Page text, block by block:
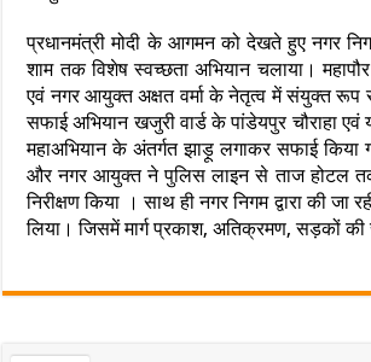
प्रधानमंत्री मोदी के आगमन को देखते हुए नगर
शाम तक विशेष स्वच्छता अभियान चलाया।
एवं नगर आयुक्त अक्षत वर्मा के नेतृत्व में संयुक्त रूप
सफाई अभियान खजुरी वार्ड के पांडेयपुर चौराहा एवं
महाअभियान के अंतर्गत झाड़ू लगाकर सफाई किया
और नगर आयुक्त ने पुलिस लाइन से ताज होटल
निरीक्षण किया । साथ ही नगर निगम द्वारा की जा
लिया। जिसमें मार्ग प्रकाश, अतिक्रमण, सड़कों की